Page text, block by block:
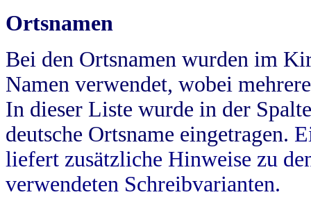
Ortsnamen
Bei den Ortsnamen wurden im
Namen verwendet, wobei
In dieser Liste wurde in der
deutsche Ortsname eingetragen.
liefert zusätzliche Hinweise zu
verwendeten Schreibvarianten.